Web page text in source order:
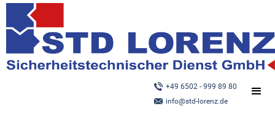
+49 6502 - 999 89 80
info@std-lorenz.de